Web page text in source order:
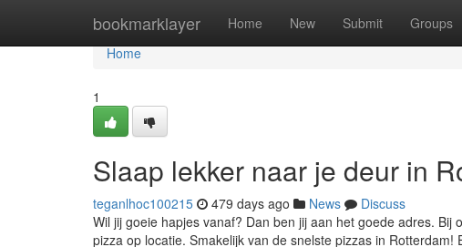
bookmarklayer Home New Submit Groups
Home
Home
1
Slaap lekker naar je deur in
teganlhoc100215 479 days ago News
Discuss
Wil jij goeie hapjes vanaf? Dan ben jij aan het goede adres.
pizza op locatie. Smakelijk van de snelste pizzas in Rotterdam!